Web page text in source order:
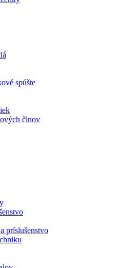
spúšte
člnov
príslušenstvo